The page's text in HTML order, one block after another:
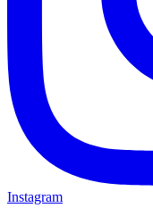
Instagram